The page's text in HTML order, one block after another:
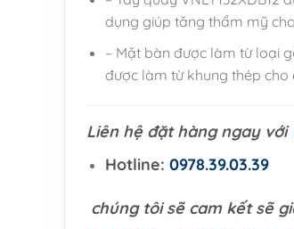
dụng giúp tăng thẩm mỹ
– Mặt bàn được làm từ loại
được làm từ khung thép cho
Liên hệ đặt hàng ngay với
Hotline: 0978.39.03.39
chúng tôi sẽ cam kết sẽ